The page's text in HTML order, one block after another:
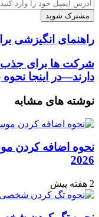
آدرس
ایمیل
خود
را
وارد
کنید
راهنمای
انگیزشی
برای
توسعه
دهندگان
افزار
💪
راهنمای انگیزشی
شرکت
ها
برای
جذب
استعدادهای
برتر
به
نیاز
دارند
در
اینجا
شرکت ها برای جذب
دارند—در اینجا
نوشته های مشابه
نحوه اضافه کردن
2026
2 هفته پیش